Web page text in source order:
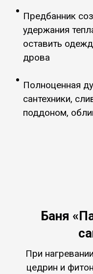
Предбанник
удержания
оставить
дрова
Полноценная
сантехники,
поддоном,
Баня
При
цедрин и